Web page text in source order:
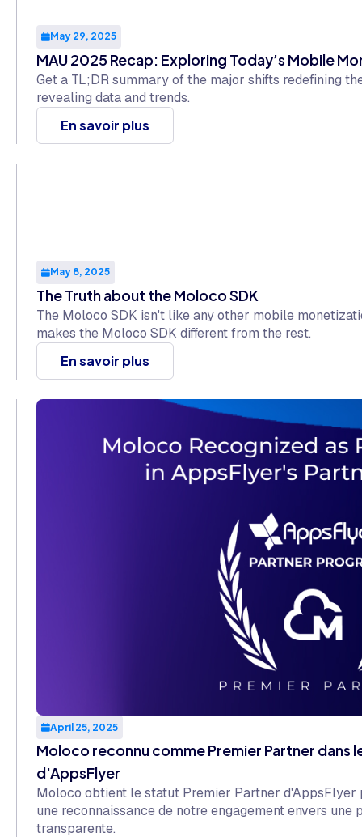
May 29, 2025
MAU 2025 Recap: Exploring Today’s Mobile
Get a TL;DR summary of the major shifts redefining
revealing data and trends.
En savoir plus
May 8, 2025
The Truth about the Moloco SDK
The Moloco SDK isn't like any other mobile
makes the Moloco SDK different from the rest.
En savoir plus
April 25, 2025
Moloco reconnu comme Premier Partner dans
d'AppsFlyer
Moloco obtient le statut Premier Partner d'AppsFlyer
une reconnaissance de notre engagement envers
transparente.